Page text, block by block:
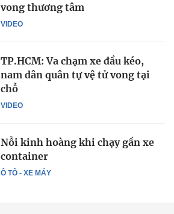
VIDEO
vong thương tâm
VIDEO
TP.HCM: Va chạm xe đầu kéo,
nam dân quân tự vệ tử vong tại
chỗ
Ô TÔ - XE MÁY
Nỗi kinh hoàng khi chạy gần xe
container